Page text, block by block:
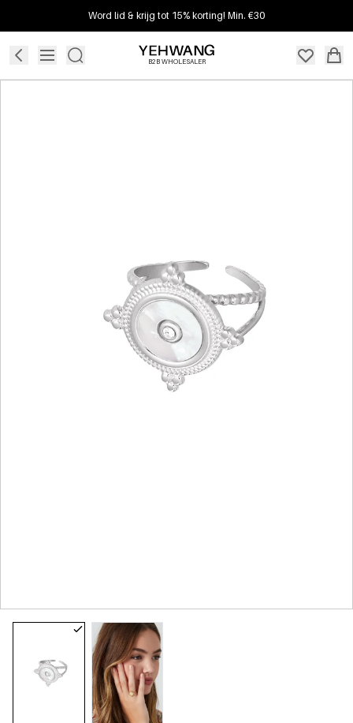
Word lid & krijg tot 15% korting! Min. €30
B2B WHOLESALER